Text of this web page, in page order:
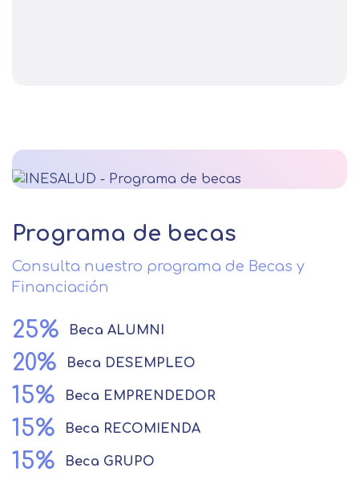
Programa de becas
Consulta nuestro programa de Becas y
Financiación
25% Beca ALUMNI
20% Beca DESEMPLEO
15% Beca EMPRENDEDOR
15% Beca RECOMIENDA
15% Beca GRUPO